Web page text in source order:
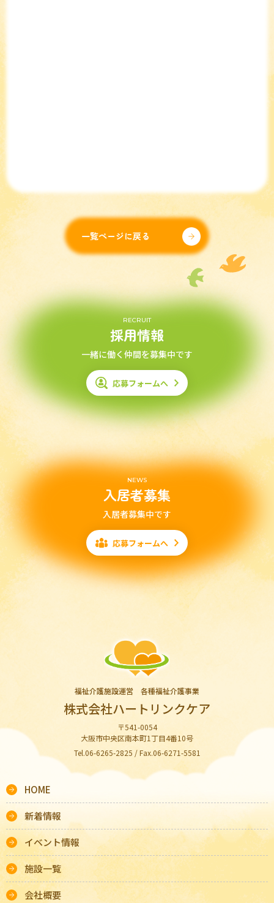
一覧ページに戻る
RECRUIT
採用情報
一緒に働く仲間を募集中です
応募フォームへ
NEWS
入居者募集
入居者募集中です
応募フォームへ
福祉介護施設運営 各種福祉介護事業
株式会社ハートリンクケア
〒541-0054
大阪市中央区南本町1丁目4番10号
Tel.06-6265-2825 / Fax.06-6271-5581
HOME
新着情報
イベント情報
施設一覧
会社概要